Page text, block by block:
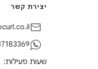
יצירת קשר
שעות פעילות: